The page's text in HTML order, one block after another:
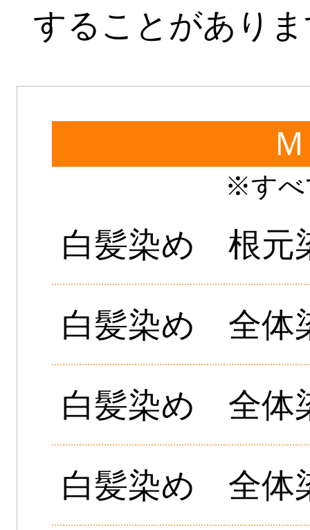
することがあり
※すべ
白髪染め 根元
白髪染め 全体
白髪染め 全体
白髪染め 全体